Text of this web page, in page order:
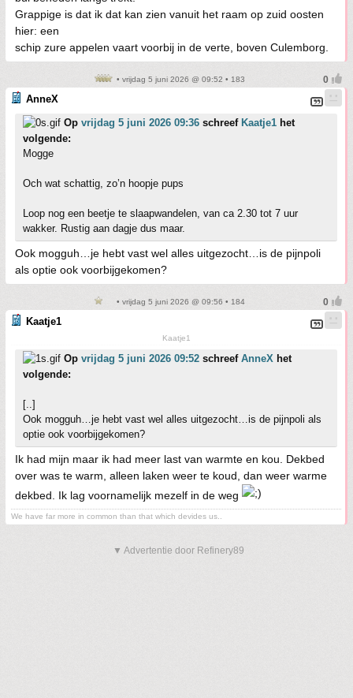
Grappige is dat ik dat kan zien vanuit het raam op zuid oosten
hier: een
schip zure appelen vaart voorbij in de verte, boven Culemborg.
• vrijdag 5 juni 2026 @ 09:52 • 183
AnneX
Op vrijdag 5 juni 2026 09:36 schreef Kaatje1 het
volgende:
Mogge
Och wat schattig, zo’n hoopje pups
Loop nog een beetje te slaapwandelen, van ca 2.30 tot 7 uur
wakker. Rustig aan dagje dus maar.
Ook mogguh…je hebt vast wel alles uitgezocht…is de pijnpoli
als optie ook voorbijgekomen?
• vrijdag 5 juni 2026 @ 09:56 • 184
Kaatje1
Kaatje1
Op vrijdag 5 juni 2026 09:52 schreef AnneX het
volgende:
[..]
Ook mogguh…je hebt vast wel alles uitgezocht…is de pijnpoli als
optie ook voorbijgekomen?
Ik had mijn maar ik had meer last van warmte en kou. Dekbed
over was te warm, alleen laken weer te koud, dan weer warme
dekbed. Ik lag voornamelijk mezelf in de weg
We have far more in common than that which devides us..
▼ Advertentie door Refinery89